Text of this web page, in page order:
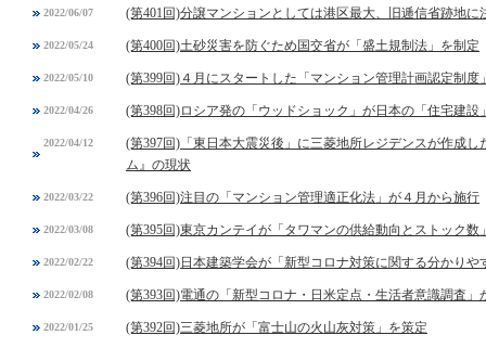
2022/06/07 (第401回)分譲マンションとしては港区最大、旧逓信省跡地
2022/05/24 (第400回)土砂災害を防ぐため国交省が「盛土規制法」を制定
2022/05/10 (第399回)４月にスタートした「マンション管理計画認定制度
2022/04/26 (第398回)ロシア発の「ウッドショック」が日本の「住宅建設
2022/04/12
(第397回)「東日本大震災後」に三菱地所レジデンスが作成
ム』の現状
2022/03/22 (第396回)注目の「マンション管理適正化法」が４月から施行
2022/03/08 (第395回)東京カンテイが「タワマンの供給動向とストック数
2022/02/22 (第394回)日本建築学会が「新型コロナ対策に関する分かりや
2022/02/08 (第393回)電通の「新型コロナ・日米定点・生活者意識調査」
2022/01/25 (第392回)三菱地所が「富士山の火山灰対策」を策定